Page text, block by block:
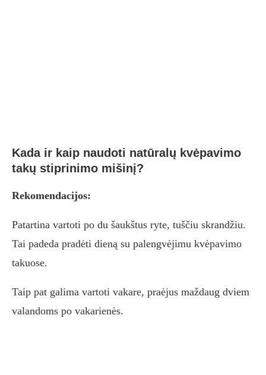
Kada ir kaip naudoti natūralų kvėpavimo
takų stiprinimo mišinį?
Rekomendacijos:
Patartina vartoti po du šaukštus ryte, tuščiu skrandžiu.
Tai padeda pradėti dieną su palengvėjimu kvėpavimo
takuose.
Taip pat galima vartoti vakare, praėjus maždaug dviem
valandoms po vakarienės.